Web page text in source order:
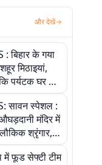
और देखें
बिहार के गया
मिठाइयां,
पर्यटक घर ले
तस्वीरों में
:
मंदिर में
श्रृंगार,
महादेव के कई
में फूड सेफ्टी टीम